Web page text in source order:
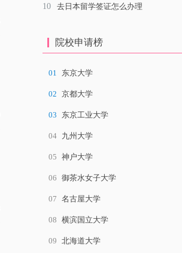
10 去日本留学签证怎么办理
院校申请榜
01 东京大学
02 京都大学
03 东京工业大学
04 九州大学
05 神户大学
06 御茶水女子大学
07 名古屋大学
08 横滨国立大学
09 北海道大学